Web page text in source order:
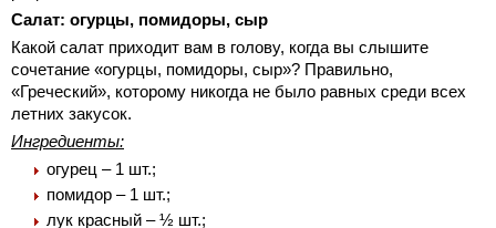
Салат: огурцы, помидоры, сыр
Какой салат приходит вам в голову, когда вы слышите
сочетание «огурцы, помидоры, сыр»? Правильно,
«Греческий», которому никогда не было равных среди всех
летних закусок.
Ингредиенты:
огурец – 1 шт.;
помидор – 1 шт.;
лук красный – ½ шт.;